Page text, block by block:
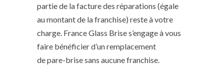
partie de la facture des réparations (égale
au montant de la franchise) reste à votre
charge. France Glass Brise s’engage à vous
faire bénéficier d’un remplacement
de pare-brise sans aucune franchise.